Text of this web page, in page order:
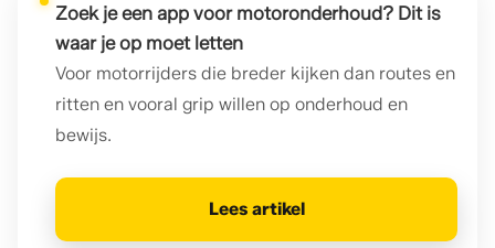
Zoek je een app voor motoronderhoud? Dit is
waar je op moet letten
Voor motorrijders die breder kijken dan routes en
ritten en vooral grip willen op onderhoud en
bewijs.
Lees artikel